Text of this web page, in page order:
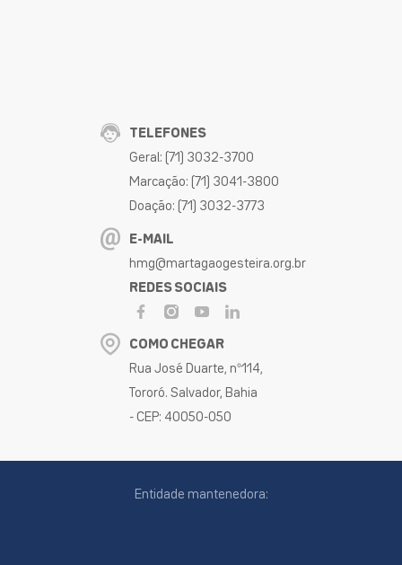
TELEFONES
Geral: (71) 3032-3700
Marcação: (71) 3041-3800
Doação: (71) 3032-3773
E-MAIL
hmg@martagaogesteira.org.br
REDES SOCIAIS
COMO CHEGAR
Rua José Duarte, nº114,
Tororó. Salvador, Bahia
- CEP: 40050-050
Entidade mantenedora: